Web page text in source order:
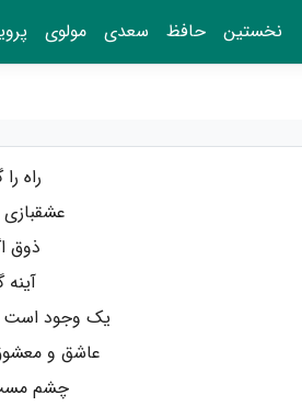
نخستین حافظ سعدی مولوی
راه
ذوق
یک وجود است
عاشق و
چشم مست